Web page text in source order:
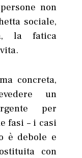
non
sociale,
la fatica
concreta,
un
per
fasi – i casi
è debole e
con